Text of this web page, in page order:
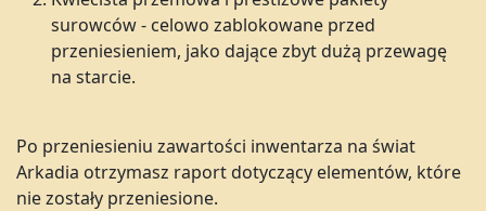
surowców - celowo zablokowane przed
przeniesieniem, jako dające zbyt dużą przewagę
na starcie.
Po przeniesieniu zawartości inwentarza na świat
Arkadia otrzymasz raport dotyczący elementów, które
nie zostały przeniesione.